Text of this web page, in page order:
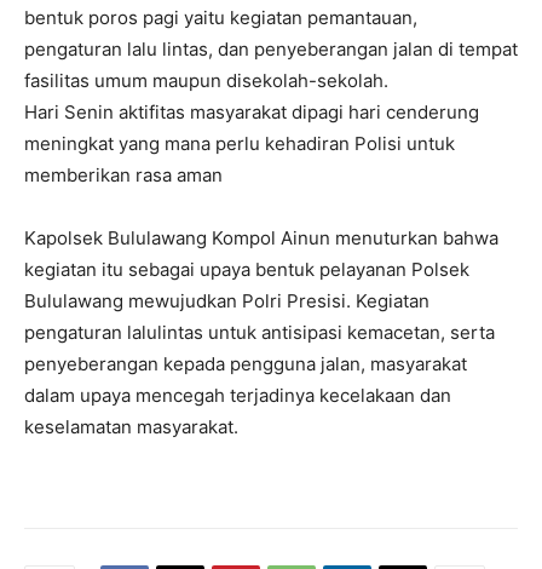
bentuk poros pagi yaitu kegiatan pemantauan,
pengaturan lalu lintas, dan penyeberangan jalan di tempat
fasilitas umum maupun disekolah-sekolah.
Hari Senin aktifitas masyarakat dipagi hari cenderung
meningkat yang mana perlu kehadiran Polisi untuk
memberikan rasa aman
Kapolsek Bululawang Kompol Ainun menuturkan bahwa
kegiatan itu sebagai upaya bentuk pelayanan Polsek
Bululawang mewujudkan Polri Presisi. Kegiatan
pengaturan lalulintas untuk antisipasi kemacetan, serta
penyeberangan kepada pengguna jalan, masyarakat
dalam upaya mencegah terjadinya kecelakaan dan
keselamatan masyarakat.